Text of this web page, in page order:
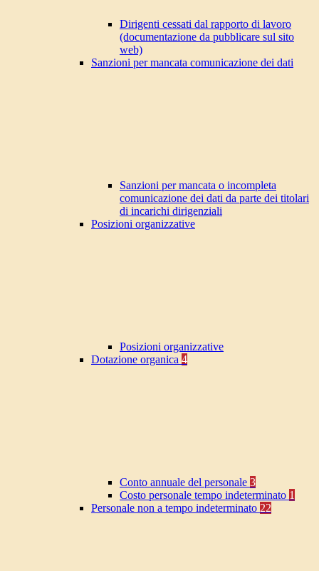
Dirigenti cessati dal rapporto di lavoro
(documentazione da pubblicare sul sito
web)
Sanzioni per mancata comunicazione dei dati
Sanzioni per mancata o incompleta
comunicazione dei dati da parte dei titolari
di incarichi dirigenziali
Posizioni organizzative
Posizioni organizzative
Dotazione organica 4
Conto annuale del personale 3
Costo personale tempo indeterminato 1
Personale non a tempo indeterminato 22